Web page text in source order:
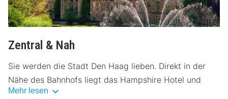
Zentral & Nah
Sie werden die Stadt Den Haag lieben. Direkt in der
Nähe des Bahnhofs liegt das Hampshire Hotel und
eignet sich perfekt für Anreisende mit dem Zug. Das
Mehr lesen